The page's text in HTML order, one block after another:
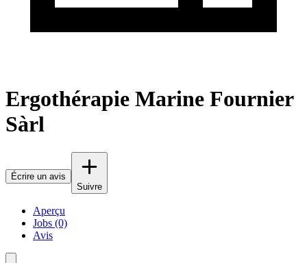
Ergothérapie Marine Fournier
Sàrl
Écrire un avis
Suivre
Aperçu
Jobs (0)
Avis